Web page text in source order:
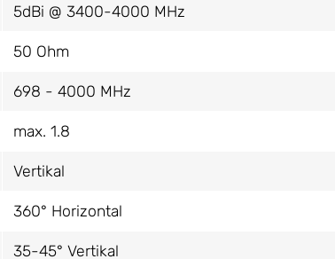
5dBi @ 3400-4000 MHz
50 Ohm
698 - 4000 MHz
max. 1.8
Vertikal
360° Horizontal
35-45° Vertikal